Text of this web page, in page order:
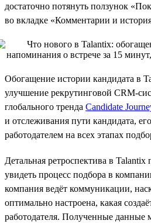
достаточно потянуть ползунок
во вкладке «Комментарии и
Обогащение истории кандидата в
улучшение рекрутинговой CRM-
глобального тренда Candidate
и отслеживания пути кандидата,
работодателем на всех этапах
Детальная ретроспектива в Talantix
увидеть процесс подбора в
компания ведёт коммуникации,
оптимально настроена, какая
работодателя. Полученные данные